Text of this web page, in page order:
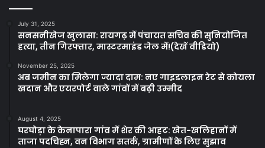
July 31, 2025
सनसनीखेज खुलासा: रायगढ़ में पंचायत सचिव की सुनियोजित
हत्या, तीन गिरफ्तार, मास्टरमाइंड जेल में!(देखें वीडियो)
November 25, 2025
अब जमीन का मिलेगा ज्यादा दाम: नए गाइडलाइन रेट से कोयला
खदान और एयरपोर्ट वाले गांवों में बढ़ी उम्मीद
August 4, 2025
घरघोड़ा के केनापारा गांव में शेर की आहट: खेत-खलिहानों में
ताजा पदचिह्न, वन विभाग सतर्क, ग्रामीणों के लिए सुझाव